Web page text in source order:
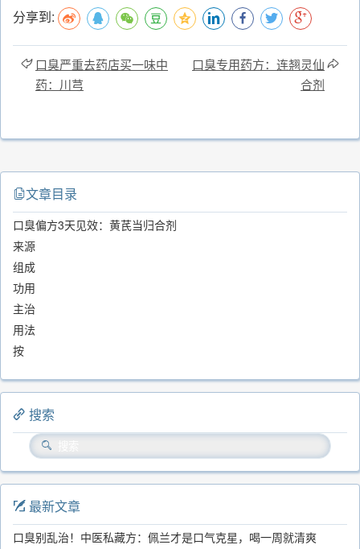
分享到:
口臭严重去药店买一味中
药：川芎
口臭专用药方：连翘灵仙
合剂
文章目录
口臭偏方3天见效：黄芪当归合剂
来源
组成
功用
主治
用法
按
搜索
最新文章
口臭别乱治！中医私藏方：佩兰才是口气克星，喝一周就清爽